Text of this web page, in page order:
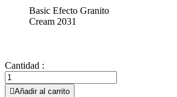
Basic Efecto Granito
Cream 2031
Cantidad :
Añadir al carrito